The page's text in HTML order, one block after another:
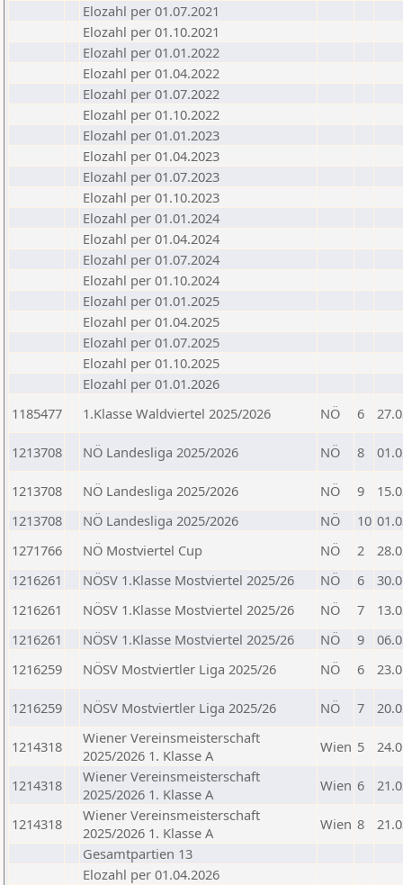
Elozahl per 01.07.2021
Elozahl per 01.10.2021
Elozahl per 01.01.2022
Elozahl per 01.04.2022
Elozahl per 01.07.2022
Elozahl per 01.10.2022
Elozahl per 01.01.2023
Elozahl per 01.04.2023
Elozahl per 01.07.2023
Elozahl per 01.10.2023
Elozahl per 01.01.2024
Elozahl per 01.04.2024
Elozahl per 01.07.2024
Elozahl per 01.10.2024
Elozahl per 01.01.2025
Elozahl per 01.04.2025
Elozahl per 01.07.2025
Elozahl per 01.10.2025
Elozahl per 01.01.2026
1185477
1.Klasse Waldviertel 2025/2026 NÖ 6
1213708 NÖ Landesliga 2025/2026 NÖ 8
1213708 NÖ Landesliga 2025/2026 NÖ 9
1213708
NÖ Landesliga 2025/2026 NÖ 10
1271766
NÖ Mostviertel Cup NÖ 2
1216261
NÖSV 1.Klasse Mostviertel 2025/26 NÖ 6
1216261
NÖSV 1.Klasse Mostviertel 2025/26 NÖ 7
1216261
NÖSV 1.Klasse Mostviertel 2025/26 NÖ 9
1216259
NÖSV Mostviertler Liga 2025/26 NÖ 6
1216259 NÖSV Mostviertler Liga 2025/26 NÖ 7
1214318
Wiener Vereinsmeisterschaft
2025/2026 1. Klasse A
Wien 5
1214318
Wiener Vereinsmeisterschaft
2025/2026 1. Klasse A
Wien 6
1214318
Wiener Vereinsmeisterschaft
2025/2026 1. Klasse A
Wien 8
Gesamtpartien 13
Elozahl per 01.04.2026